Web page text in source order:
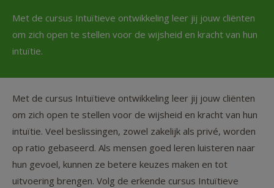
Met de cursus Intuïtieve ontwikkeling leer jij jouw cliënten
om zich open te stellen voor de wijsheid en kracht van hun
intuïtie.
Met de cursus Intuïtieve ontwikkeling leer jij jouw cliënten
om zich open te stellen voor de wijsheid en kracht van hun
intuïtie. Veel beslissingen, zowel zakelijk als privé, worden
op ratio gebaseerd. Als mensen goed leren luisteren naar
hun gevoel, kunnen ze betere keuzes maken en tot
uitvoering brengen. Volg de erkende cursus Intuïtieve